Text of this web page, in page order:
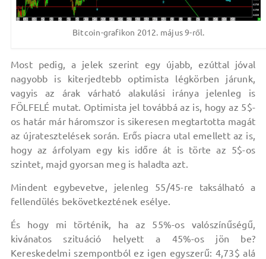
Bitcoin-grafikon 2012. május 9-ről.
Most pedig, a jelek szerint egy újabb, ezúttal jóval
nagyobb is kiterjedtebb optimista légkörben járunk,
vagyis az árak várható alakulási iránya jelenleg is
FÖLFELÉ mutat. Optimista jel továbbá az is, hogy az 5$-
os határ már háromszor is sikeresen megtartotta magát
az újratesztelések során. Erős piacra utal emellett az is,
hogy az árfolyam egy kis időre át is törte az 5$-os
szintet, majd gyorsan meg is haladta azt.
Mindent egybevetve, jelenleg 55/45-re taksálható a
fellendülés bekövetkeztének esélye.
És hogy mi történik, ha az 55%-os valószínűségű,
kivánatos szituáció helyett a 45%-os jön be?
Kereskedelmi szempontból ez igen egyszerű: 4,73$ alá